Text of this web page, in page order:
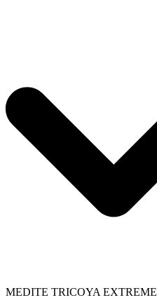
MEDITE TRICOYA EXTREME